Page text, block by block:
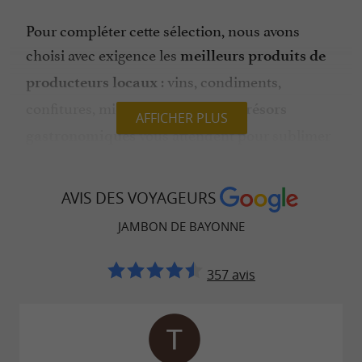
Pour compléter cette sélection, nous avons
choisi avec exigence les meilleurs produits de
producteurs locaux : vins, condiments,
confitures, miels et bien d’autres trésors
gastronomiquesvous attendent pour sublimer
propose également de
nombreux coffrets gastronomiques et paniers
cadeaux que vous pouvez composer sur-
. Laissez-vous guider par nos
l’image de nos terroirs et traditions.
AFFICHER PLUS
AVIS DES VOYAGEURS
JAMBON DE BAYONNE
357 avis